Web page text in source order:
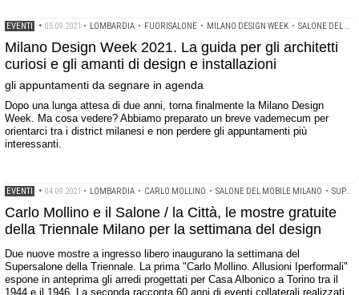
EVENTI • 05.09.2021 • LOMBARDIA • FUORISALONE • MILANO DESIGN WEEK • SALONE DEL MOBILE MILANO
Milano Design Week 2021. La guida per gli architetti
curiosi e gli amanti di design e installazioni
gli appuntamenti da segnare in agenda
Dopo una lunga attesa di due anni, torna finalmente la Milano Design
Week. Ma cosa vedere? Abbiamo preparato un breve vademecum per
orientarci tra i district milanesi e non perdere gli appuntamenti più
interessanti.
EVENTI • 04.09.2021 • LOMBARDIA • CARLO MOLLINO • SALONE DEL MOBILE MILANO • SUPERSALONE
Carlo Mollino e il Salone / la Città, le mostre gratuite
della Triennale Milano per la settimana del design
Due nuove mostre a ingresso libero inaugurano la settimana del
Supersalone della Triennale. La prima "Carlo Mollino. Allusioni Iperformali"
espone in anteprima gli arredi progettati per Casa Albonico a Torino tra il
1944 e il 1946. La seconda racconta 60 anni di eventi collaterali realizzati